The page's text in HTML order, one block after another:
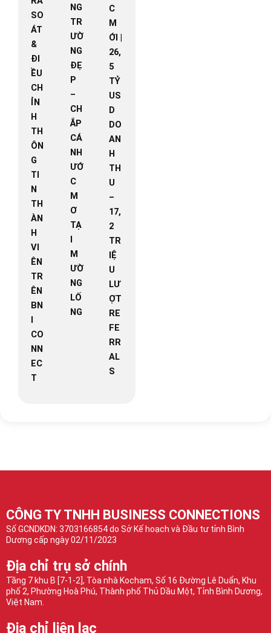
SO
ÁT
&
ĐI
ỀU
CH
ỈN
H
TH
ÔN
G
TI
N
TH
ÀN
H
VI
ÊN
TR
ÊN
BN
I
CO
NN
EC
T
NG
TR
ƯỜ
NG
ĐẸ
P
–
CH
ẮP
CÁ
NH
ƯỚ
C
M
Ơ
TẠ
I
M
ƯỜ
NG
LỐ
NG
C
M
ỚI |
26,
5
TỶ
US
D
DO
AN
H
TH
U
–
17,
2
TR
IỆ
U
LƯ
ỢT
RE
FE
RR
AL
S
CÔNG TY TNHH BUSINESS CONNECTIONS
Số GCNDKDN: 3703166854 do Sở Kế hoạch và Đầu tư tỉnh Bình
Dương cấp ngày 02/11/2023
Địa chỉ trụ sở chính
Tầng 7 khu B [7-1-2], Tòa nhà Kocham, Số 16 Đường Lê Duẩn, Khu
phố 2, Phường Hoà Phú, Thành phố Thủ Dầu Một, Tỉnh Bình Dương,
Việt Nam.
Địa chỉ liên lạc